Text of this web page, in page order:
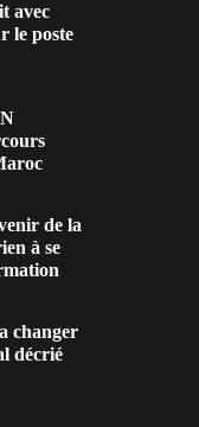
avec
le poste
de la
à se
changer
décrié